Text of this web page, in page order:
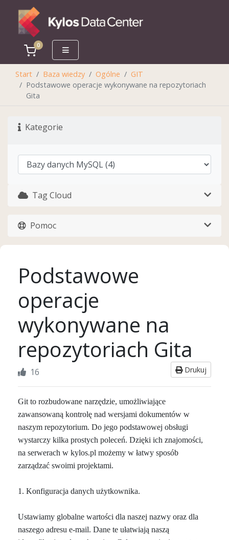
0
Koszyk
Start Baza wiedzy Ogólne
GIT
Podstawowe operacje wykonywane na repozytoriach
Gita
Kategorie
Tag Cloud
Pomoc
Podstawowe
operacje
wykonywane na
repozytoriach Gita
Drukuj
16
Git to rozbudowane narzędzie, umożliwiające
zawansowaną kontrolę nad wersjami dokumentów w
naszym repozytorium. Do jego podstawowej obsługi
wystarczy kilka prostych poleceń. Dzięki ich znajomości,
na serwerach w kylos.pl możemy w łatwy sposób
zarządzać swoimi projektami.
1. Konfiguracja danych użytkownika.
Ustawiamy globalne wartości dla naszej nazwy oraz dla
naszego adresu e-mail. Dane te ułatwiają naszą